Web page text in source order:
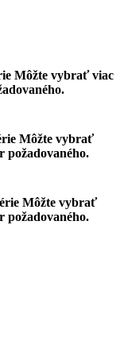
Môžte vybrať viac
Môžte vybrať
požadovaného.
Môžte vybrať
požadovaného.